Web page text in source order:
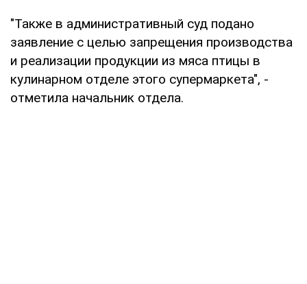
"Также в административный суд подано
заявление с целью запрещения производства
и реализации продукции из мяса птицы в
кулинарном отделе этого супермаркета", -
отметила начальник отдела.